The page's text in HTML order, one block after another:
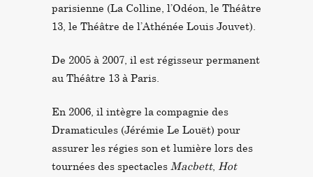
parisienne (La Colline, l’Odéon, le Théâtre
13, le Théâtre de l’Athénée Louis Jouvet).
De 2005 à 2007, il est régisseur permanent
au Théâtre 13 à Paris.
En 2006, il intègre la compagnie des
Dramaticules (Jérémie Le Louët) pour
assurer les régies son et lumière lors des
tournées des spectacles Macbett, Hot